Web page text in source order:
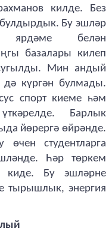
килде. Без
Бу эшләр
ярдәме белән
базалары килеп
Мин андый
күргән булмады.
спорт киеме һәм
Барлык
йөрергә өйрәнде.
студентларга
Һәр төркем
киде. Бу эшләрне
тырышлык, энергия